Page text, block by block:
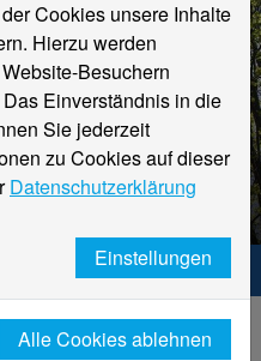
Niederrhein. Dein Weg.
Cookies unsere Inhalte
Hierzu werden
Besuchern
Einverständnis in die
Sie jederzeit
zu Cookies auf dieser
Datenschutzerklärung
Einstellungen
Alle Cookies ablehnen